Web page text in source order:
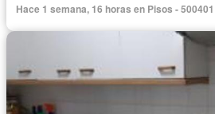
Hace 1 semana, 16 horas en Pisos - 500401